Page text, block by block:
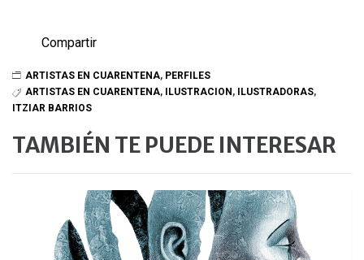
Compartir
ARTISTAS EN CUARENTENA, PERFILES
ARTISTAS EN CUARENTENA, ILUSTRACION , ILUSTRADORAS,
ITZIAR BARRIOS
TAMBIÉN TE PUEDE INTERESAR